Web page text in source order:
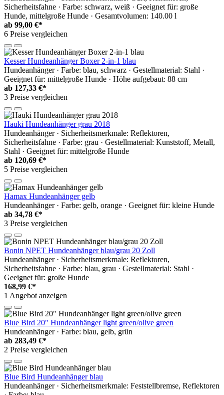
Sicherheitsfahne · Farbe: schwarz, weiß · Geeignet für: große
Hunde, mittelgroße Hunde · Gesamtvolumen: 140.00 l
ab 99,00 €*
6 Preise vergleichen
Kesser Hundeanhänger Boxer 2-in-1 blau
Hundeanhänger · Farbe: blau, schwarz · Gestellmaterial: Stahl ·
Geeignet für: mittelgroße Hunde · Höhe aufgebaut: 88 cm
ab 127,33 €*
3 Preise vergleichen
Hauki Hundeanhänger grau 2018
Hundeanhänger · Sicherheitsmerkmale: Reflektoren,
Sicherheitsfahne · Farbe: grau · Gestellmaterial: Kunststoff, Metall,
Stahl · Geeignet für: mittelgroße Hunde
ab 120,69 €*
5 Preise vergleichen
Hamax Hundeanhänger gelb
Hundeanhänger · Farbe: gelb, orange · Geeignet für: kleine Hunde
ab 34,78 €*
3 Preise vergleichen
Bonin NPET Hundeanhänger blau/grau 20 Zoll
Hundeanhänger · Sicherheitsmerkmale: Reflektoren,
Sicherheitsfahne · Farbe: blau, grau · Gestellmaterial: Stahl ·
Geeignet für: große Hunde
168,99 €*
1 Angebot anzeigen
Blue Bird 20" Hundeanhänger light green/olive green
Hundeanhänger · Farbe: blau, gelb, grün
ab 283,49 €*
2 Preise vergleichen
Blue Bird Hundeanhänger blau
Hundeanhänger · Sicherheitsmerkmale: Feststellbremse, Reflektoren